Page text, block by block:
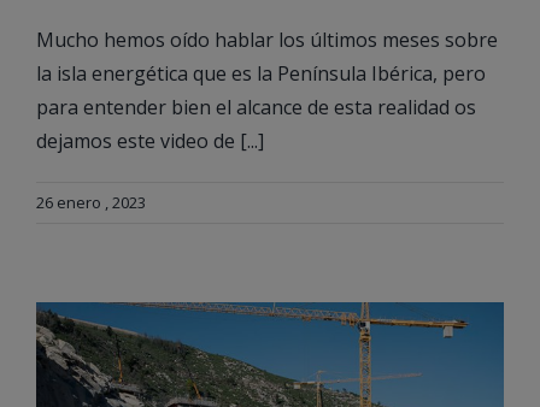
Mucho hemos oído hablar los últimos meses sobre
la isla energética que es la Península Ibérica, pero
para entender bien el alcance de esta realidad os
dejamos este video de [...]
26 enero , 2023